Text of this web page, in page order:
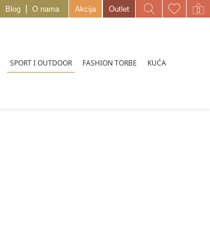
Blog O nama Akcija Outlet
SPORT I OUTDOOR FASHION TORBE KUĆA